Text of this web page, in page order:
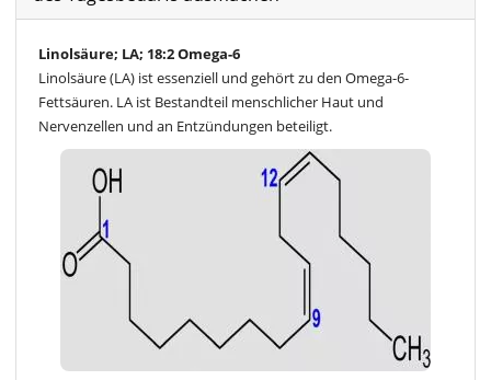
Linolsäure; LA; 18:2 Omega-6
Linolsäure (LA) ist essenziell und gehört zu den Omega-6-
Fettsäuren. LA ist Bestandteil menschlicher Haut und
Nervenzellen und an Entzündungen beteiligt.